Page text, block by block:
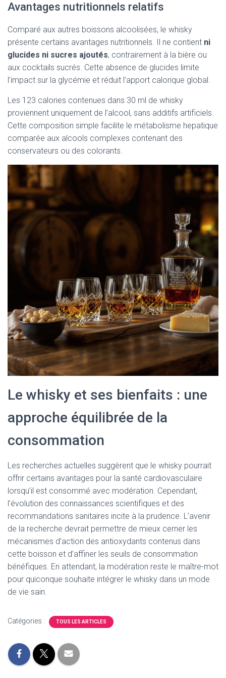
Avantages nutritionnels relatifs
Comparé aux autres boissons alcoolisées, le whisky
présente certains avantages nutritionnels. Il ne contient ni
glucides ni sucres ajoutés, contrairement à la bière ou
aux cocktails sucrés. Cette absence de glucides limite
l’impact sur la glycémie et réduit l’apport calorique global.
Les 123 calories contenues dans 30 ml de whisky
proviennent uniquement de l’alcool, sans additifs artificiels.
Cette composition simple facilite le métabolisme hepatique
comparée aux alcools complexes contenant des
conservateurs ou des colorants.
Le whisky et ses bienfaits : une
approche équilibrée de la
consommation
Les recherches actuelles suggèrent que le whisky pourrait
offrir certains avantages pour la santé cardiovasculaire
lorsqu’il est consommé avec modération. Cependant,
l’évolution des connaissances scientifiques et des
recommandations sanitaires incite à la prudence. L’avenir
de la recherche devrait permettre de mieux cerner les
mécanismes d’action des antioxydants contenus dans
cette boisson et d’affiner les seuils de consommation
bénéfiques. En attendant, la modération reste le maître-mot
pour quiconque souhaite intégrer le whisky dans un mode
de vie sain.
Catégories : TOUS LES ARTICLES